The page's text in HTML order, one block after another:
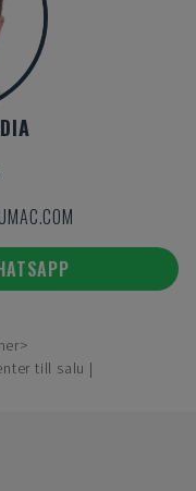
till salu |